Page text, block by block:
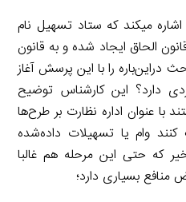
‌گرامی به ستادی خارج از بانک اشاره می‎کند که ستاد تسهیل نام
که بر اساس ماده ۶۱ و ۶۲ قانون الحاق ایجاد شده و به قانون
دراین‌باره را با این پرسش آغاز
‌‌دارد‌؟ این کارشناس توضیح
با عنوان اداره نظارت بر طرح‌ها
وام یا تسهیلات داده‌شده
حتی این مرحله هم غالبا
بسیاری دارد؛